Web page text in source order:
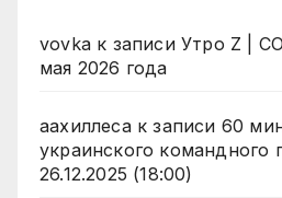
vovka к записи Утро Z |
мая 2026 года
аахиллесак записи 60
украинского командного
26.12.2025 (18:00)